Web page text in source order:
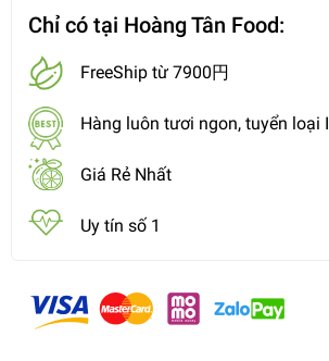
Chỉ có tại Hoàng Tân Food:
FreeShip từ 7900円
Hàng luôn tươi ngon, tuyển loại I
Giá Rẻ Nhất
Uy tín số 1